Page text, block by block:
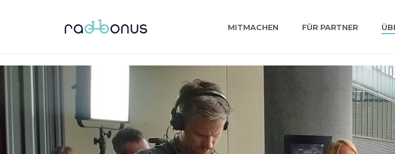
MITMACHEN FÜR PARTNER